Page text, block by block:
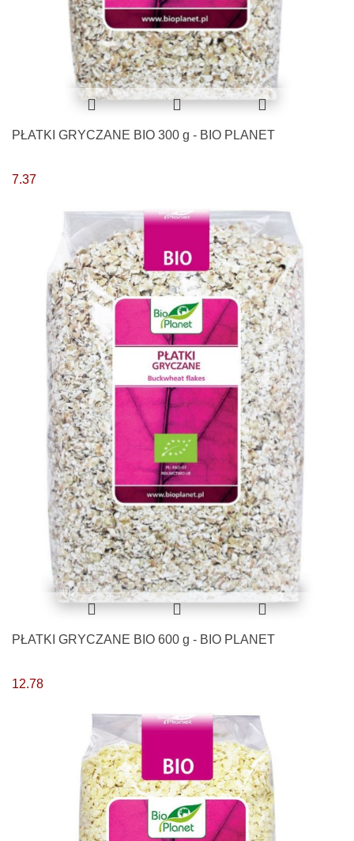
PŁATKI GRYCZANE BIO 300 g - BIO PLANET
7.37
PŁATKI GRYCZANE BIO 600 g - BIO PLANET
12.78